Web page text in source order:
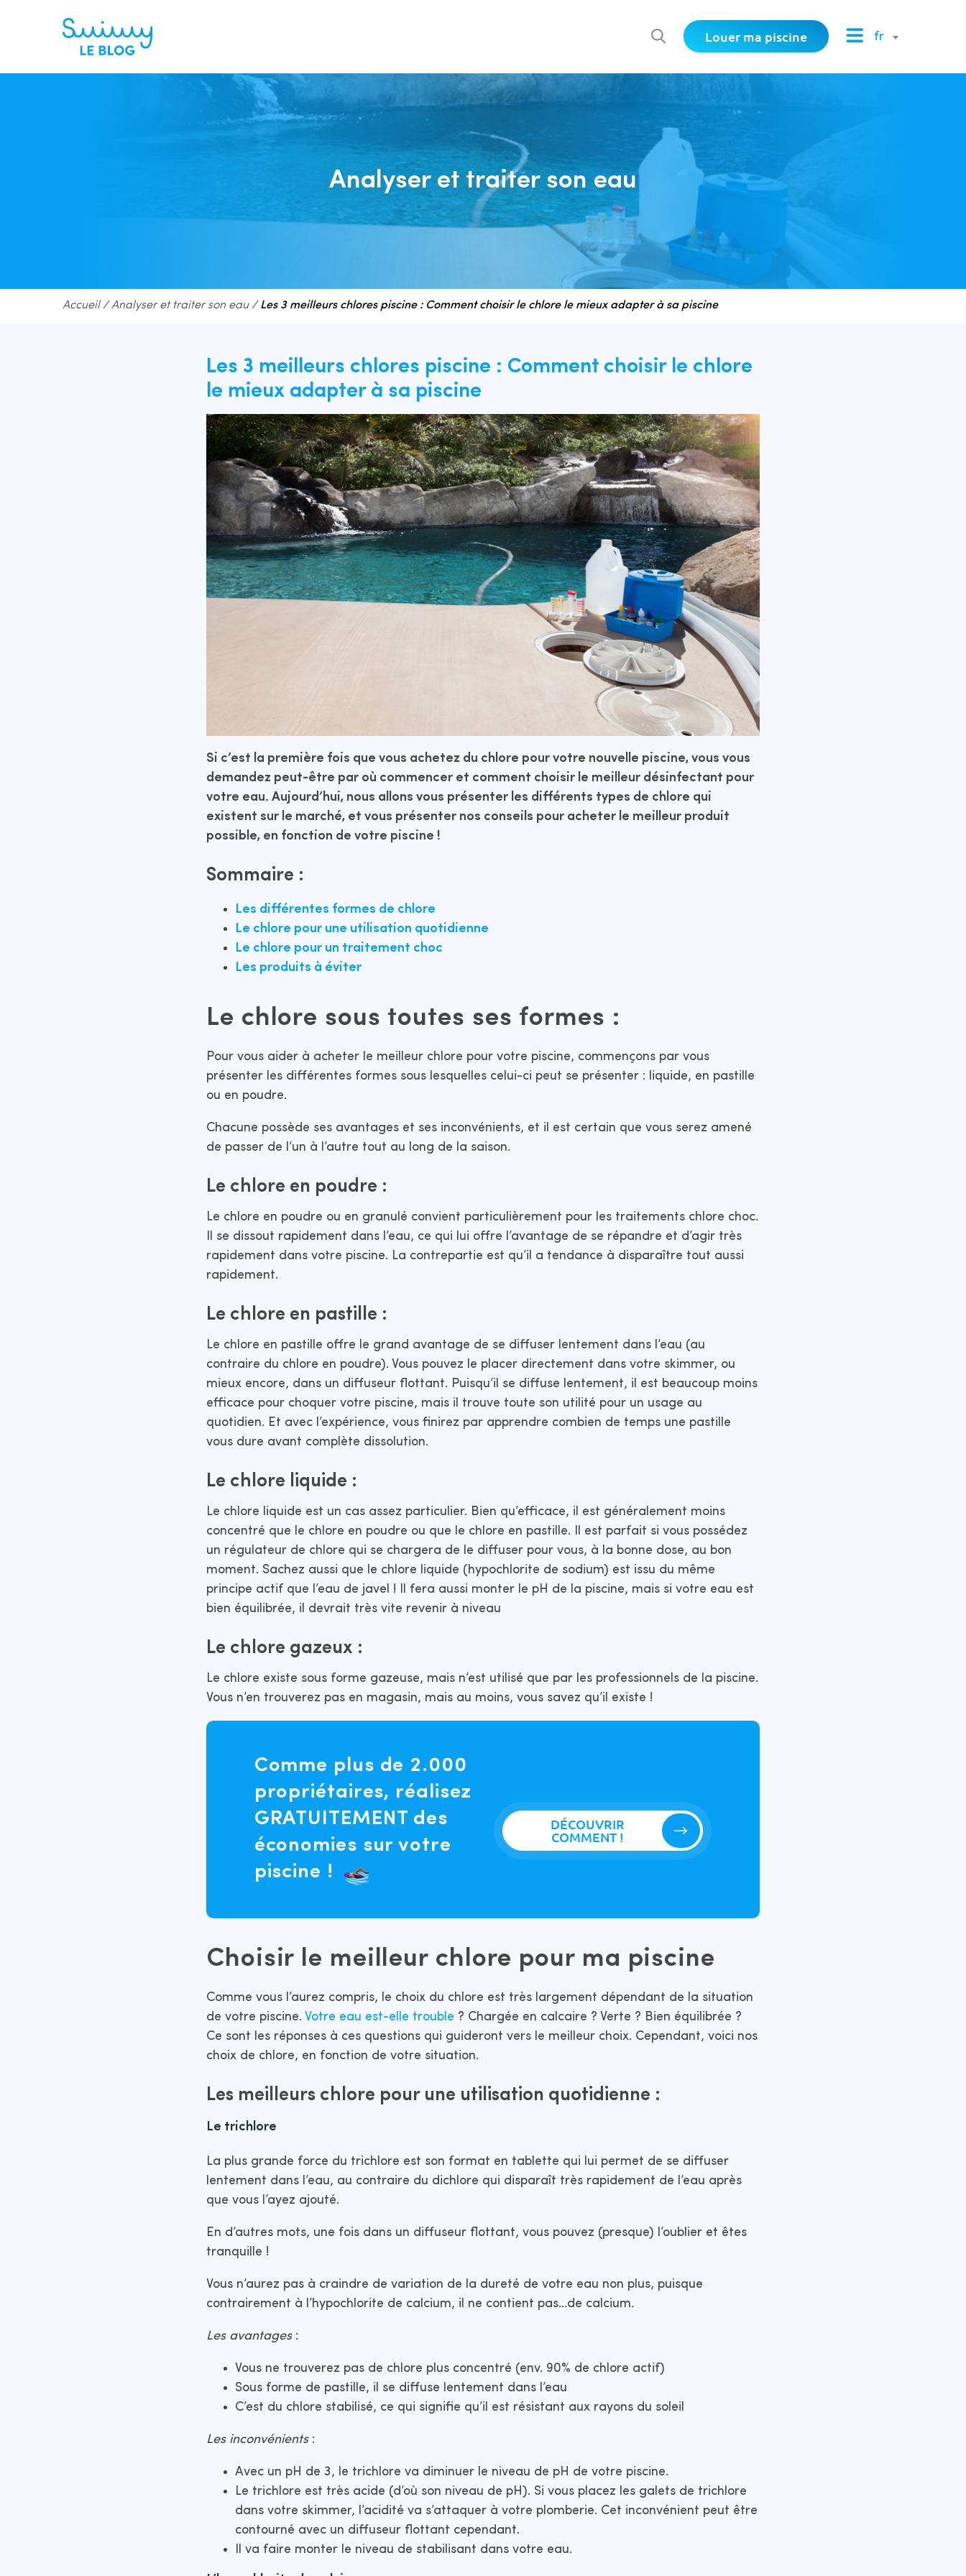
Louer ma piscine fr
Analyser et traiter son eau
Accueil/Analyser et traiter son eau/ Les 3 meilleurs chlores piscine : Comment choisir le chlore le mieux adapter à sa piscine
Les 3 meilleurs chlores piscine : Comment choisir le chlore
le mieux adapter à sa piscine
Si c’est la première fois que vous achetez du chlore pour votre nouvelle piscine, vous vous
demandez peut-être par où commencer et comment choisir le meilleur désinfectant pour
votre eau. Aujourd’hui, nous allons vous présenter les différents types de chlore qui
existent sur le marché, et vous présenter nos conseils pour acheter le meilleur produit
possible, en fonction de votre piscine !
Sommaire :
Les différentes formes de chlore
Le chlore pour une utilisation quotidienne
Le chlore pour un traitement choc
Les produits à éviter
Le chlore sous toutes ses formes :
Pour vous aider à acheter le meilleur chlore pour votre piscine, commençons par vous
présenter les différentes formes sous lesquelles celui-ci peut se présenter : liquide, en pastille
ou en poudre.
Chacune possède ses avantages et ses inconvénients, et il est certain que vous serez amené
de passer de l’un à l’autre tout au long de la saison.
Le chlore en poudre :
Le chlore en poudre ou en granulé convient particulièrement pour les traitements chlore choc.
Il se dissout rapidement dans l’eau, ce qui lui offre l’avantage de se répandre et d’agir très
rapidement dans votre piscine. La contrepartie est qu’il a tendance à disparaître tout aussi
rapidement.
Le chlore en pastille :
Le chlore en pastille offre le grand avantage de se diffuser lentement dans l’eau (au
contraire du chlore en poudre). Vous pouvez le placer directement dans votre skimmer, ou
mieux encore, dans un diffuseur flottant. Puisqu’il se diffuse lentement, il est beaucoup moins
efficace pour choquer votre piscine, mais il trouve toute son utilité pour un usage au
quotidien. Et avec l’expérience, vous finirez par apprendre combien de temps une pastille
vous dure avant complète dissolution.
Le chlore liquide :
Le chlore liquide est un cas assez particulier. Bien qu’efficace, il est généralement moins
concentré que le chlore en poudre ou que le chlore en pastille. Il est parfait si vous possédez
un régulateur de chlore qui se chargera de le diffuser pour vous, à la bonne dose, au bon
moment. Sachez aussi que le chlore liquide (hypochlorite de sodium) est issu du même
principe actif que l’eau de javel ! Il fera aussi monter le pH de la piscine, mais si votre eau est
bien équilibrée, il devrait très vite revenir à niveau
Le chlore gazeux :
Le chlore existe sous forme gazeuse, mais n’est utilisé que par les professionnels de la piscine.
Vous n’en trouverez pas en magasin, mais au moins, vous savez qu’il existe !
Comme plus de 2.000
propriétaires, réalisez
GRATUITEMENT des
économies sur votre
piscine !
DÉCOUVRIR
COMMENT !
Choisir le meilleur chlore pour ma piscine
Comme vous l’aurez compris, le choix du chlore est très largement dépendant de la situation
de votre piscine. Votre eau est-elle trouble ? Chargée en calcaire ? Verte ? Bien équilibrée ?
Ce sont les réponses à ces questions qui guideront vers le meilleur choix. Cependant, voici nos
choix de chlore, en fonction de votre situation.
Les meilleurs chlore pour une utilisation quotidienne :
Le trichlore
La plus grande force du trichlore est son format en tablette qui lui permet de se diffuser
lentement dans l’eau, au contraire du dichlore qui disparaît très rapidement de l’eau après
que vous l’ayez ajouté.
En d’autres mots, une fois dans un diffuseur flottant, vous pouvez (presque) l’oublier et êtes
tranquille !
Vous n’aurez pas à craindre de variation de la dureté de votre eau non plus, puisque
contrairement à l’hypochlorite de calcium, il ne contient pas…de calcium.
Les avantages:
Vous ne trouverez pas de chlore plus concentré (env. 90% de chlore actif)
Sous forme de pastille, il se diffuse lentement dans l’eau
C’est du chlore stabilisé, ce qui signifie qu’il est résistant aux rayons du soleil
Les inconvénients:
Avec un pH de 3, le trichlore va diminuer le niveau de pH de votre piscine.
Le trichlore est très acide (d’où son niveau de pH). Si vous placez les galets de trichlore
dans votre skimmer, l’acidité va s’attaquer à votre plomberie. Cet inconvénient peut être
contourné avec un diffuseur flottant cependant.
Il va faire monter le niveau de stabilisant dans votre eau.